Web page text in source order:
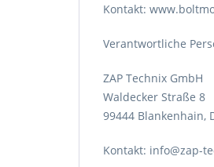
Kontakt:
Verantwortliche
ZAP Technix GmbH
Waldecker Straße 8
99444 Blankenhain,
Kontakt: info@zap-